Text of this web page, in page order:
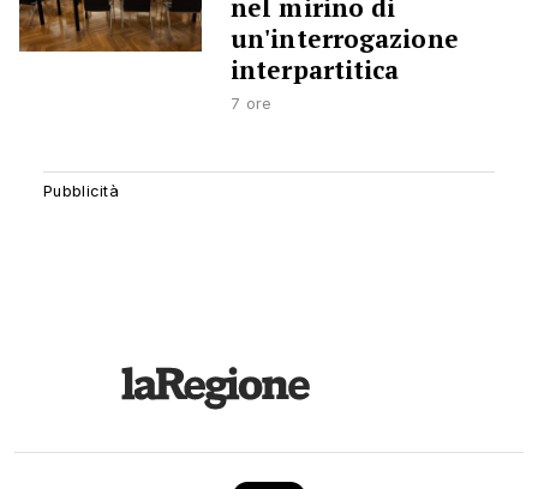
nel mirino di
un'interrogazione
interpartitica
7 ore